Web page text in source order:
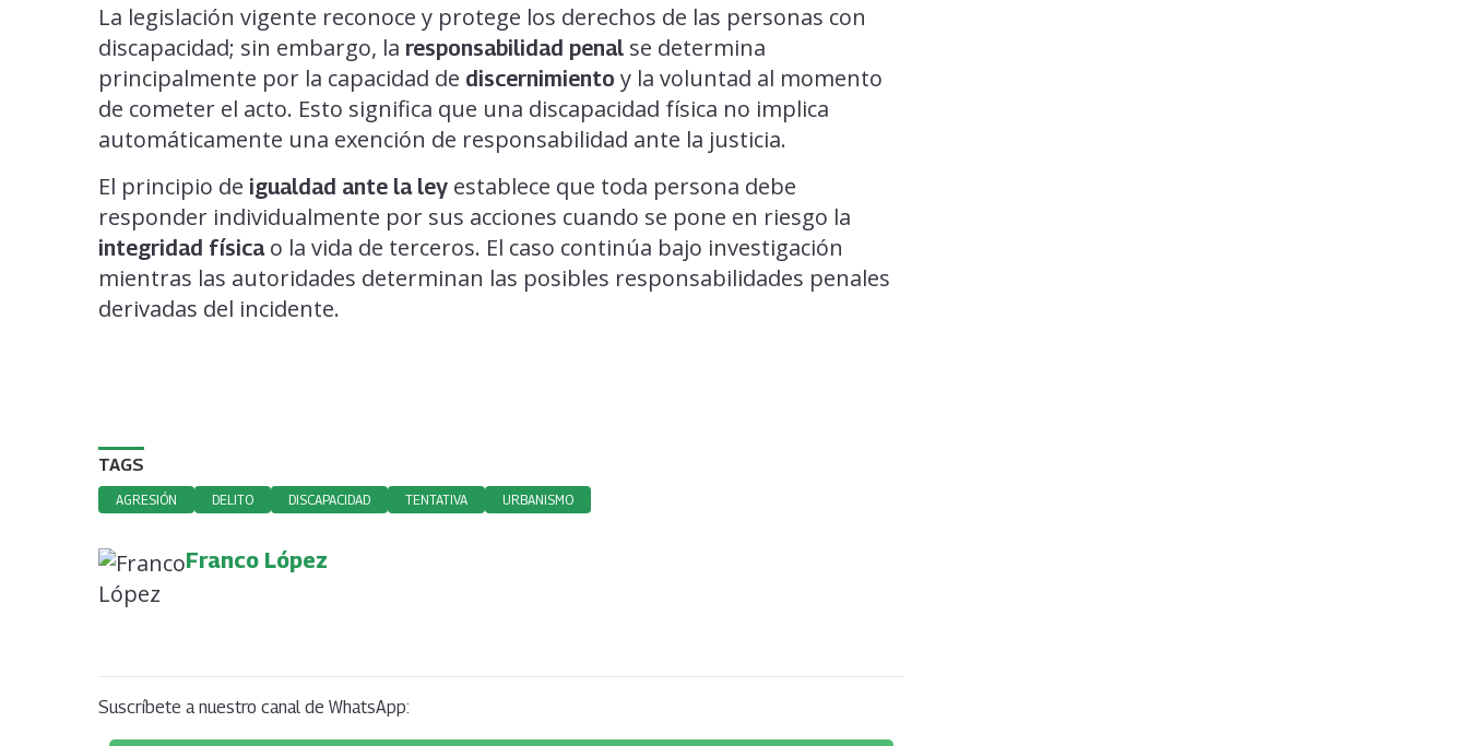
La legislación vigente reconoce y protege los derechos de las personas con
discapacidad; sin embargo, la responsabilidad penal se determina
principalmente por la capacidad de discernimiento y la voluntad al momento
de cometer el acto. Esto significa que una discapacidad física no implica
automáticamente una exención de responsabilidad ante la justicia.
El principio de igualdad ante la ley establece que toda persona debe
responder individualmente por sus acciones cuando se pone en riesgo la
integridad físicao la vida de terceros. El caso continúa bajo investigación
mientras las autoridades determinan las posibles responsabilidades penales
derivadas del incidente.
TAGS
AGRESIÓN DELITO DISCAPACIDAD TENTATIVA URBANISMO
Franco López
Suscríbete a nuestro canal de WhatsApp: